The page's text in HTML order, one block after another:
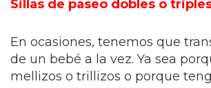
Sillas de paseo dobles o
En ocasiones, tenemos que
de un bebé a la vez. Ya sea
mellizos o trillizos o porque